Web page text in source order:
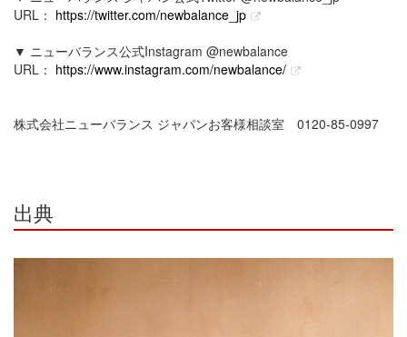
URL： https://twitter.com/newbalance_jp
▼ ニューバランス公式Instagram @newbalance
URL： https://www.instagram.com/newbalance/
株式会社ニューバランス ジャパンお客様相談室 0120-85-0997
出典